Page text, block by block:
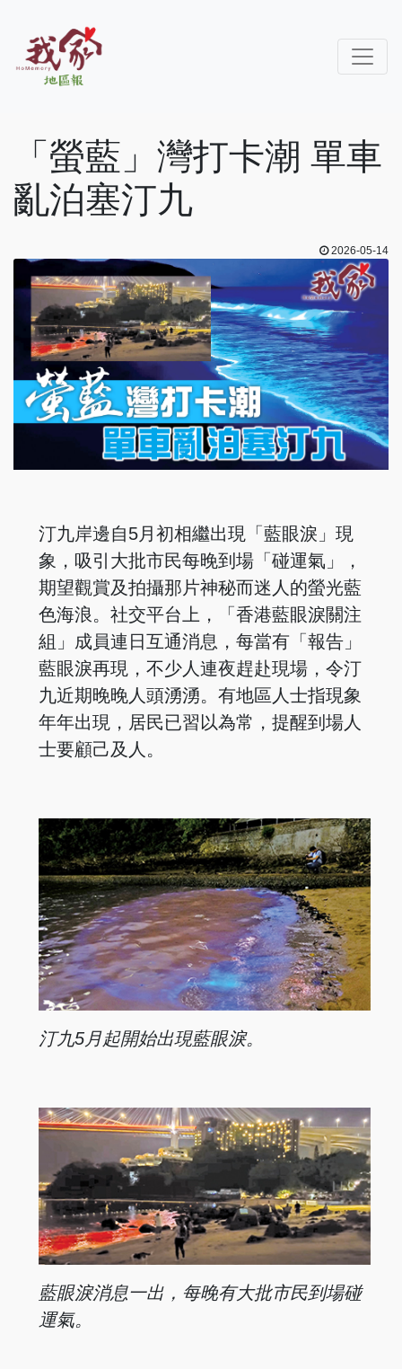
「螢藍」灣打卡潮 單車
亂泊塞汀九
2026-05-14
汀九岸邊自5月初相繼出現「藍眼淚」現
象，吸引大批市民每晚到場「碰運氣」，
期望觀賞及拍攝那片神秘而迷人的螢光藍
色海浪。社交平台上，「香港藍眼淚關注
組」成員連日互通消息，每當有「報告」
藍眼淚再現，不少人連夜趕赴現場，令汀
九近期晚晚人頭湧湧。有地區人士指現象
年年出現，居民已習以為常，提醒到場人
士要顧己及人。
汀九5月起開始出現藍眼淚。
藍眼淚消息一出，每晚有大批市民到場碰
運氣。